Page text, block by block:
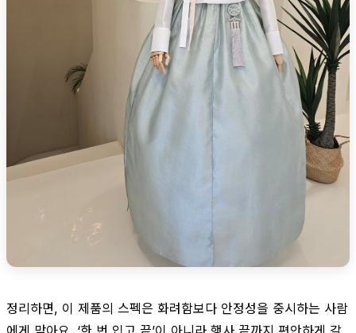
정리하면, 이 제품의 스펙은 화려함보다 안정성을 중시하는 사람